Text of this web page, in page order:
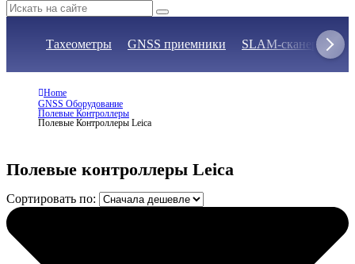
Тахеометры GNSS приемники SLAM-сканеры
Home
GNSS Оборудование
Полевые Контроллеры
Полевые Контроллеры Leica
Полевые контроллеры Leica
Сортировать по: